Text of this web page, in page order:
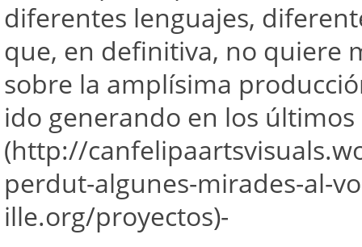
diferentes lenguajes,
que, en definitiva, no quiere
sobre la amplísima
ido generando en los últimos
(http://
perdut-algunes-mirades-al-
ille.org/proyectos)-